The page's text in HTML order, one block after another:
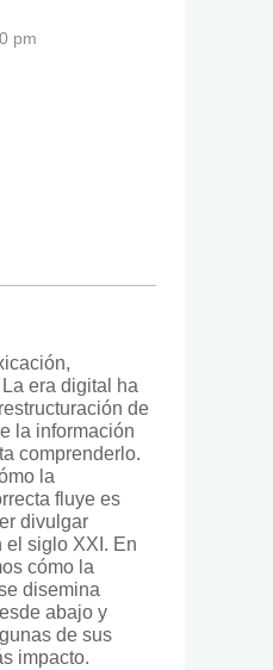
pm
era digital ha
de
la información
comprenderlo.
la
fluye es
divulgar
el siglo XXI. En
cómo la
disemina
abajo y
de sus
impacto.